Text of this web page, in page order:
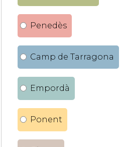
Penedès
Camp de Tarragona
Empordà
Ponent